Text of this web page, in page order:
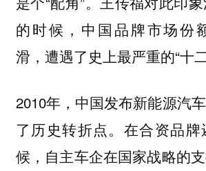
的时候，中国品牌市场份
滑，遭遇了史上最严重的“十二
2010年，中国发布新能源汽
了历史转折点。在合资品
候，自主车企在国家战略的